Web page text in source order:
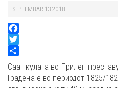
SEPTEMBAR 13 2018
Facebook
Twitter
Share
Саат кулата во Прилеп
Градена е во периодот 1825/